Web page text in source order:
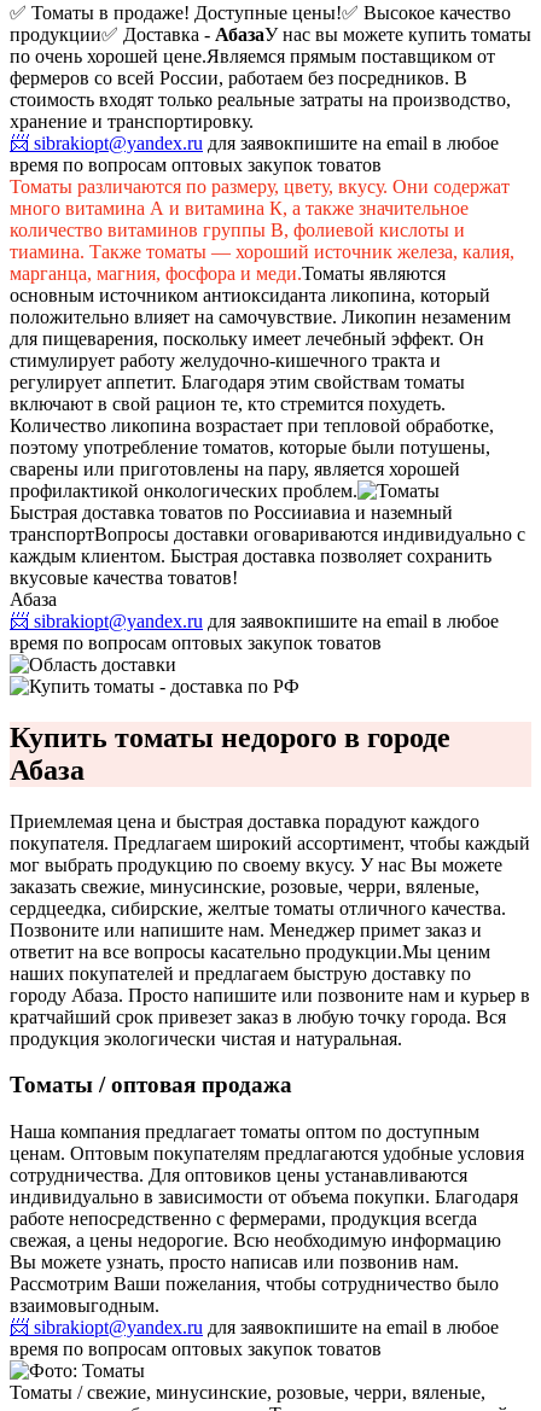
✅ Томаты в продаже! Доступные цены!✅ Высокое качество
продукции✅ Доставка - АбазаУ нас вы можете купить томаты
по очень хорошей цене.Являемся прямым поставщиком от
фермеров со всей России, работаем без посредников. В
стоимость входят только реальные затраты на производство,
хранение и транспортировку.
📨 sibrakiopt@yandex.ru для заявокпишите на email в любое
время по вопросам оптовых закупок товатов
Томаты различаются по размеру, цвету, вкусу. Они содержат
много витамина А и витамина К, а также значительное
количество витаминов группы В, фолиевой кислоты и
тиамина. Также томаты — хороший источник железа, калия,
марганца, магния, фосфора и меди.Томаты являются
основным источником антиоксиданта ликопина, который
положительно влияет на самочувствие. Ликопин незаменим
для пищеварения, поскольку имеет лечебный эффект. Он
стимулирует работу желудочно-кишечного тракта и
регулирует аппетит. Благодаря этим свойствам томаты
включают в свой рацион те, кто стремится похудеть.
Количество ликопина возрастает при тепловой обработке,
поэтому употребление томатов, которые были потушены,
сварены или приготовлены на пару, является хорошей
профилактикой онкологических проблем.
Быстрая доставка товатов по Россииавиа и наземный
транспортВопросы доставки оговариваются индивидуально с
каждым клиентом. Быстрая доставка позволяет сохранить
вкусовые качества товатов!
Абаза
📨 sibrakiopt@yandex.ru для заявокпишите на email в любое
время по вопросам оптовых закупок товатов
Купить томаты недорого в городе
Абаза
Приемлемая цена и быстрая доставка порадуют каждого
покупателя. Предлагаем широкий ассортимент, чтобы каждый
мог выбрать продукцию по своему вкусу. У нас Вы можете
заказать свежие, минусинские, розовые, черри, вяленые,
сердцеедка, сибирские, желтые томаты отличного качества.
Позвоните или напишите нам. Менеджер примет заказ и
ответит на все вопросы касательно продукции.Мы ценим
наших покупателей и предлагаем быструю доставку по
городу Абаза. Просто напишите или позвоните нам и курьер в
кратчайший срок привезет заказ в любую точку города. Вся
продукция экологически чистая и натуральная.
Томаты / оптовая продажа
Наша компания предлагает томаты оптом по доступным
ценам. Оптовым покупателям предлагаются удобные условия
сотрудничества. Для оптовиков цены устанавливаются
индивидуально в зависимости от объема покупки. Благодаря
работе непосредственно с фермерами, продукция всегда
свежая, а цены недорогие. Всю необходимую информацию
Вы можете узнать, просто написав или позвонив нам.
Рассмотрим Ваши пожелания, чтобы сотрудничество было
взаимовыгодным.
📨 sibrakiopt@yandex.ru для заявокпишите на email в любое
время по вопросам оптовых закупок товатов
Томаты / свежие, минусинские, розовые, черри, вяленые,